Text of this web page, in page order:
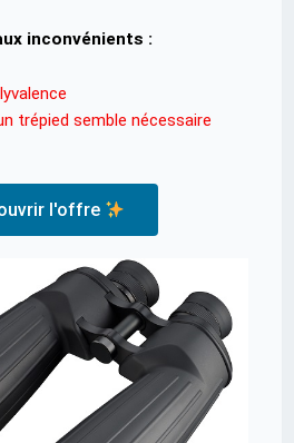
inconvénients :
trépied semble nécessaire
l'offre